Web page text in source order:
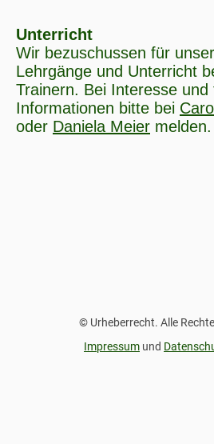
Unterricht
Wir bezuschussen für
Lehrgänge und Unterricht
Trainern. Bei Interesse und
Informationen bitte bei
oder Daniela Meier melden.
© Urheberrecht. Alle
Impressum und